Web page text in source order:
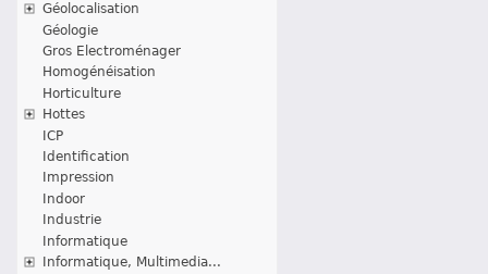
Géolocalisation
Géologie
Gros Electroménager
Homogénéisation
Horticulture
Hottes
ICP
Identification
Impression
Indoor
Industrie
Informatique
Informatique, Multimedia...